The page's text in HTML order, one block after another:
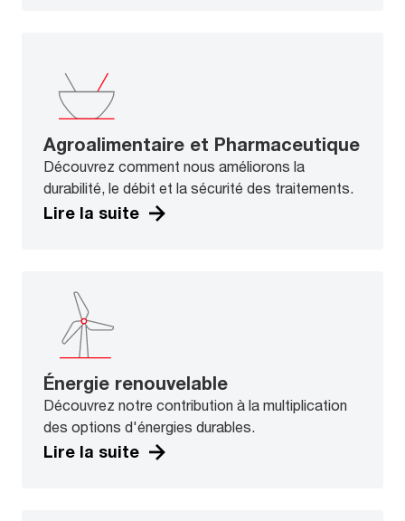
Agroalimentaire et Pharmaceutique
Découvrez comment nous améliorons la
durabilité, le débit et la sécurité des traitements.
Lire la suite
Énergie renouvelable
Découvrez notre contribution à la multiplication
des options d'énergies durables.
Lire la suite